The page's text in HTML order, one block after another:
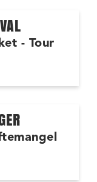
- Tour